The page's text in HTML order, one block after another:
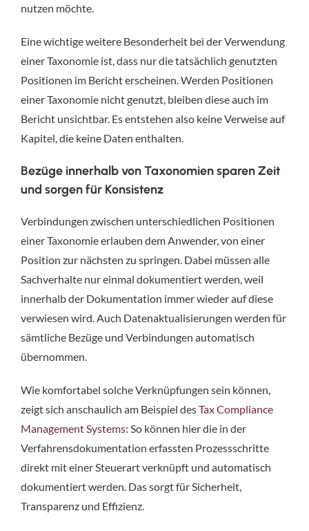
nutzen möchte.
Eine wichtige weitere Besonderheit bei der Verwendung
einer Taxonomie ist, dass nur die tatsächlich genutzten
Positionen im Bericht erscheinen. Werden Positionen
einer Taxonomie nicht genutzt, bleiben diese auch im
Bericht unsichtbar. Es entstehen also keine Verweise auf
Kapitel, die keine Daten enthalten.
Bezüge innerhalb von Taxonomien sparen Zeit
und sorgen für Konsistenz
Verbindungen zwischen unterschiedlichen Positionen
einer Taxonomie erlauben dem Anwender, von einer
Position zur nächsten zu springen. Dabei müssen alle
Sachverhalte nur einmal dokumentiert werden, weil
innerhalb der Dokumentation immer wieder auf diese
verwiesen wird. Auch Datenaktualisierungen werden für
sämtliche Bezüge und Verbindungen automatisch
übernommen.
Wie komfortabel solche Verknüpfungen sein können,
zeigt sich anschaulich am Beispiel desTax Compliance
Management Systems: So können hier die in der
Verfahrensdokumentation erfassten Prozessschritte
direkt mit einer Steuerart verknüpft und automatisch
dokumentiert werden. Das sorgt für Sicherheit,
Transparenz und Effizienz.